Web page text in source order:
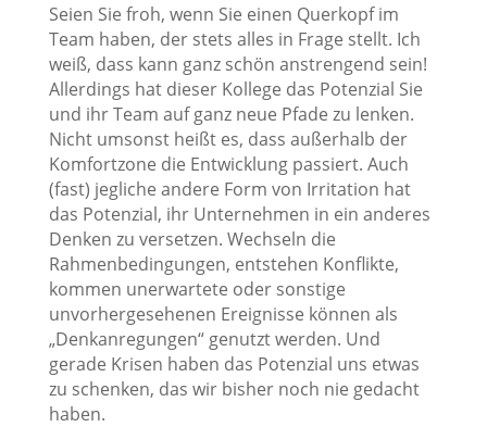
Seien Sie froh, wenn Sie einen Querkopf im
Team haben, der stets alles in Frage stellt. Ich
weiß, dass kann ganz schön anstrengend sein!
Allerdings hat dieser Kollege das Potenzial Sie
und ihr Team auf ganz neue Pfade zu lenken.
Nicht umsonst heißt es, dass außerhalb der
Komfortzone die Entwicklung passiert. Auch
(fast) jegliche andere Form von Irritation hat
das Potenzial, ihr Unternehmen in ein anderes
Denken zu versetzen. Wechseln die
Rahmenbedingungen, entstehen Konflikte,
kommen unerwartete oder sonstige
unvorhergesehenen Ereignisse können als
„Denkanregungen“ genutzt werden. Und
gerade Krisen haben das Potenzial uns etwas
zu schenken, das wir bisher noch nie gedacht
haben.